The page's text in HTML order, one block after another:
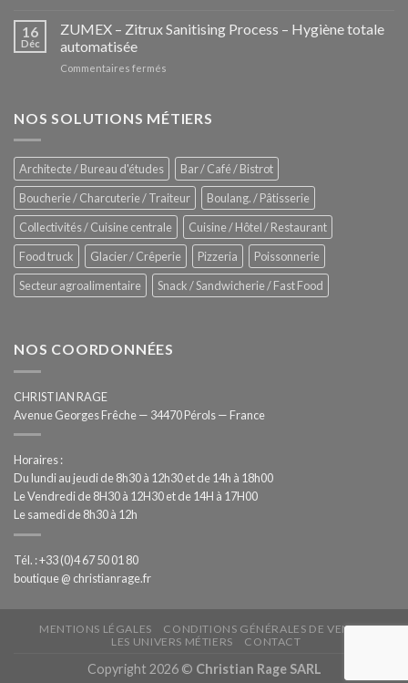
des
–
Le
de
16
Déc
ZUMEX – Zitrux Sanitising Process – Hygiène totale
automatisée
Commentaires fermés
Zitrux
–
Hygiène
totale
automatisée
NOS SOLUTIONS MÉTIERS
Architecte / Bureau d'études
Bar / Café / Bistrot
Boucherie / Charcuterie / Traiteur
Boulang. / Pâtisserie
Collectivités / Cuisine centrale
Cuisine / Hôtel / Restaurant
Food truck
Glacier / Crêperie Pizzeria
Poissonnerie
Secteur agroalimentaire
Snack / Sandwicherie / Fast Food
NOS COORDONNÉES
CHRISTIAN RAGE
Avenue Georges Frêche — 34470 Pérols — France
Horaires :
Du lundi au jeudi de 8h30 à 12h30 et de 14h à 18h00
Le Vendredi de 8H30 à 12H30 et de 14H à 17H00
Le samedi de 8h30 à 12h
Tél. : +33 (0)4 67 50 01 80
boutique @ christianrage.fr
MENTIONS LÉGALES
CONDITIONS GÉNÉRALES DE VENTE
LES UNIVERS MÉTIERS
CONTACT
Copyright 2026 © Christian Rage SARL